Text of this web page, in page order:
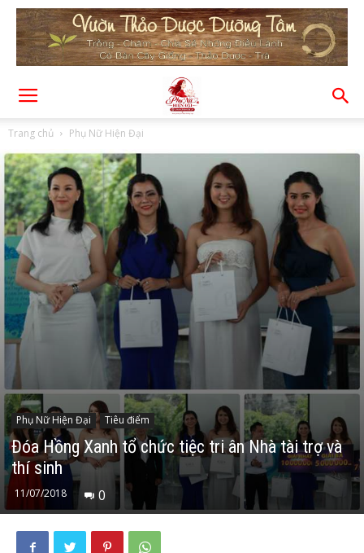
Trang chủ Phụ Nữ Hiện Đại
Phụ Nữ Hiện Đại Tiêu điểm
Đóa Hồng Xanh tổ chức tiệc tri ân Nhà tài trợ và
thí sinh
11/07/2018 0